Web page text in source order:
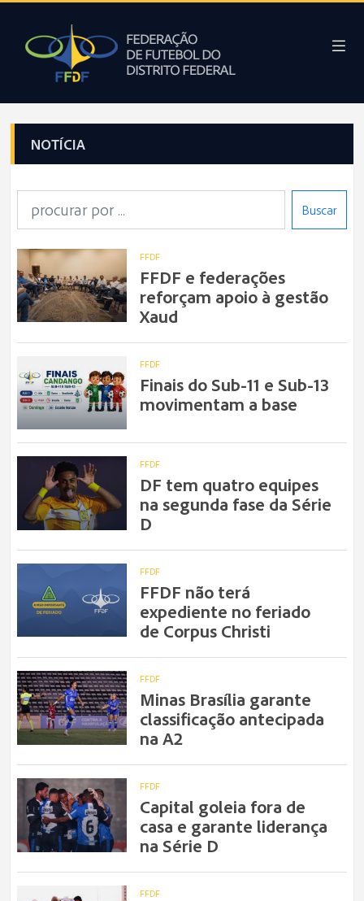
NOTÍCIA
Buscar
FFDF
FFDF e federações
reforçam apoio à gestão
Xaud
FFDF
Finais do Sub-11 e Sub-13
movimentam a base
FFDF
DF tem quatro equipes
na segunda fase da Série
D
FFDF
FFDF não terá
expediente no feriado
de Corpus Christi
FFDF
Minas Brasília garante
classificação antecipada
na A2
FFDF
Capital goleia fora de
casa e garante liderança
na Série D
FFDF